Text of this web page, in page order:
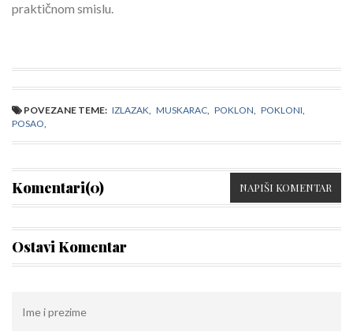
praktičnom smislu.
POVEZANE TEME: IZLAZAK, MUSKARAC, POKLON, POKLONI,
POSAO,
Komentari(0) NAPIŠI KOMENTAR
Ostavi Komentar